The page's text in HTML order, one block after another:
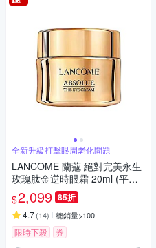
全新升級打擊眼周老化問題
LANCOME 蘭蔻 絕對完美永生
玫瑰肽金逆時眼霜 20ml (平行
輸入)
$2,099 85折
4.7(14) 總銷量>100
限時下殺 券